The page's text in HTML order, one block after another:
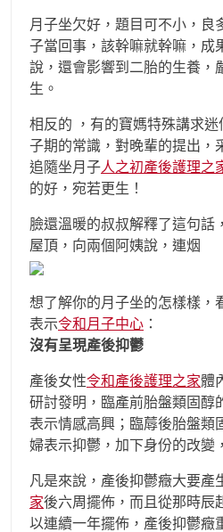
月子坐欠好，題目可不小，良
子當回事，該幹嘛就幹嘛，成
說，還會影響到二胎的生養，
生。
相反的 ，有的寶媽特殊講求迷
子期的常識，對晚輩的提出，
追隨坐月子人之初產後護理之
的好，宛若更生！
臉還溫暖的叔叔解釋了這句話
屋頂，向兩個阿姨說，連烟
想了解你的月子坐的怎樣樣，
表示令和月子中心 ：
沒有呈現產後抑鬱
產後女性令和產後護理之家體
研討發明，臨產前胎盤類固醇
表示情感高興；臨蓐後胎盤類
婦表示抑鬱，加下身份的改變
凡是來說，產後抑鬱癥大要產
家後六周擺佈，而且從那時辰
以連續一年擺佈，產後抑鬱癥